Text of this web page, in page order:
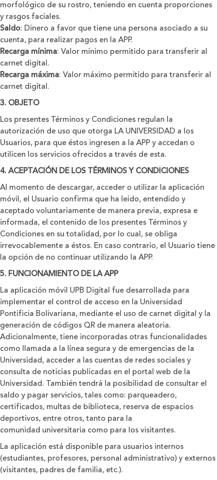
morfológico de su rostro, teniendo en cuenta proporciones
y rasgos faciales.
Saldo: Dinero a favor que tiene una persona asociado a su
cuenta, para realizar pagos en la APP.
Recarga mínima: Valor mínimo permitido para transferir al
carnet digital.
Recarga máxima: Valor máximo permitido para transferir al
carnet digital.
3. OBJETO
Los presentes Términos y Condiciones regulan la
autorización de uso que otorga LA UNIVERSIDAD a los
Usuarios, para que éstos ingresen a la APP y accedan o
utilicen los servicios ofrecidos a través de esta.
4. ACEPTACIÓN DE LOS TÉRMINOS Y CONDICIONES
Al momento de descargar, acceder o utilizar la aplicación
móvil, el Usuario confirma que ha leído, entendido y
aceptado voluntariamente de manera previa, expresa e
informada, el contenido de los presentes Términos y
Condiciones en su totalidad, por lo cual, se obliga
irrevocablemente a éstos. En caso contrario, el Usuario tiene
la opción de no continuar utilizando la APP.
5. FUNCIONAMIENTO DE LA APP
La aplicación móvil UPB Digital fue desarrollada para
implementar el control de acceso en la Universidad
Pontificia Bolivariana, mediante el uso de carnet digital y la
generación de códigos QR de manera aleatoria.
Adicionalmente, tiene incorporadas otras funcionalidades
como llamada a la línea segura y de emergencias de la
Universidad, acceder a las cuentas de redes sociales y
consulta de noticias publicadas en el portal web de la
Universidad. También tendrá la posibilidad de consultar el
saldo y pagar servicios, tales como: parqueadero,
certificados, multas de biblioteca, reserva de espacios
deportivos, entre otros, tanto para la
comunidad universitaria como para los visitantes.
La aplicación está disponible para usuarios internos
(estudiantes, profesores, personal administrativo) y externos
(visitantes, padres de familia, etc.).